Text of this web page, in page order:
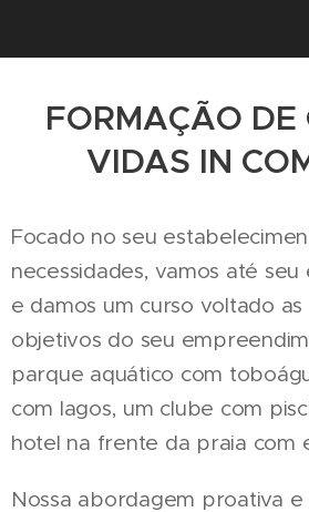
FORMAÇÃO DE
VIDAS IN
Focado no seu
necessidades, vamos até
e damos um curso voltado
objetivos do seu
parque aquático com
com lagos, um clube com
hotel na frente da praia com
Nossa abordagem proativa